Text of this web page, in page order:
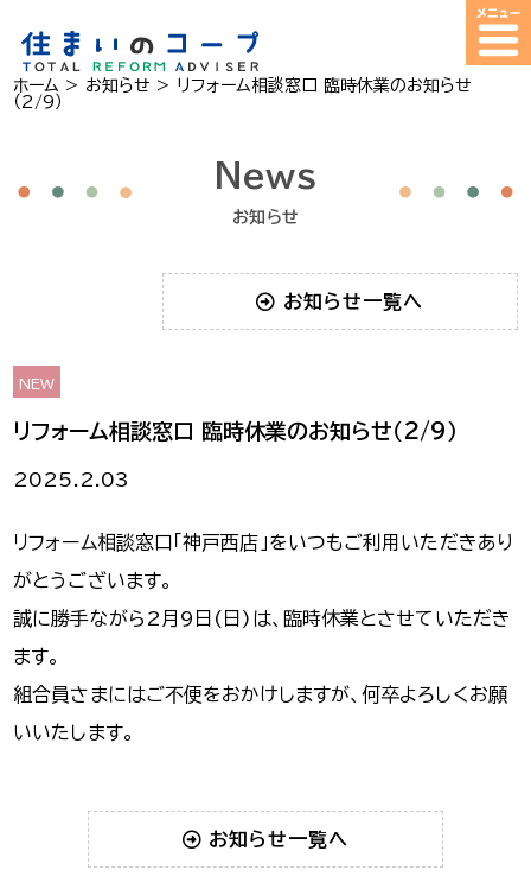
ホーム > お知らせ > リフォーム相談窓口 臨時休業のお知らせ
（2/9）
News
お知らせ
お知らせ一覧へ
NEW
リフォーム相談窓口 臨時休業のお知らせ（2/9）
2025.2.03
リフォーム相談窓口「神戸西店」をいつもご利用いただきあり
がとうございます。
誠に勝手ながら2月9日(日)は、臨時休業とさせていただき
ます。
組合員さまにはご不便をおかけしますが、何卒よろしくお願
いいたします。
お知らせ一覧へ